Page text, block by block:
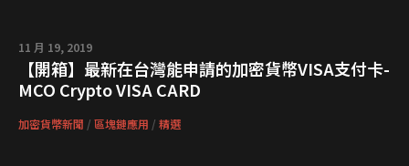
11 月 19, 2019
【開箱】最新在台灣能申請的加密貨幣VISA支付卡-
MCO Crypto VISA CARD
加密貨幣新聞 / 區塊鏈應用 / 精選